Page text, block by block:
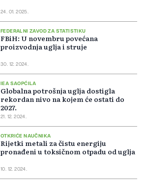
24. 01. 2025.
FEDERALNI ZAVOD ZA STATISTIKU
FBiH: U novembru povećana
proizvodnja uglja i struje
30. 12. 2024.
IEA SAOPĆILA
Globalna potrošnja uglja dostigla
rekordan nivo na kojem će ostati do
2027.
21. 12. 2024.
OTKRIĆE NAUČNIKA
Rijetki metali za čistu energiju
pronađeni u toksičnom otpadu od uglja
10. 12. 2024.